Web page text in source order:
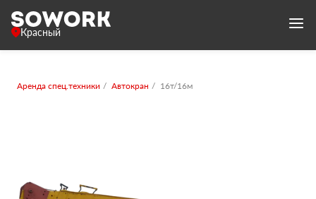
Красный
Аренда спец.техники Автокран 16т/16м